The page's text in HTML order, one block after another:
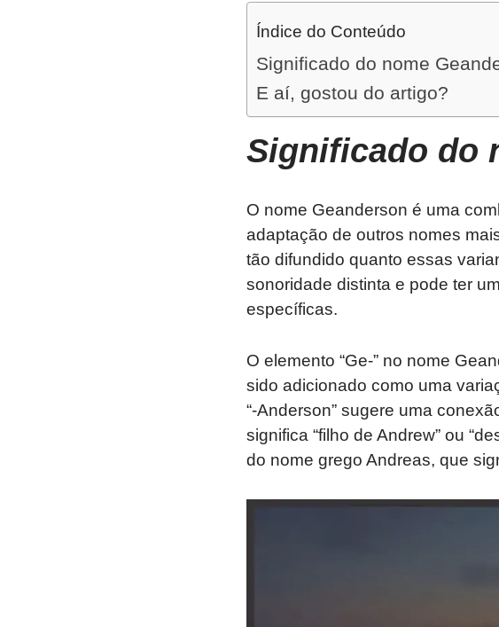
Índice do Conteúdo
Significado do nome
E aí, gostou do artigo?
Significado do
O nome Geanderson é uma
adaptação de outros nomes
tão difundido quanto essas
sonoridade distinta e pode ter
específicas.
O elemento “Ge-” no nome
sido adicionado como uma
“-Anderson” sugere uma
significa “filho de Andrew” ou
do nome grego Andreas, que